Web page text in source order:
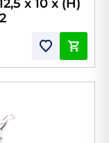
x 10 x (H)